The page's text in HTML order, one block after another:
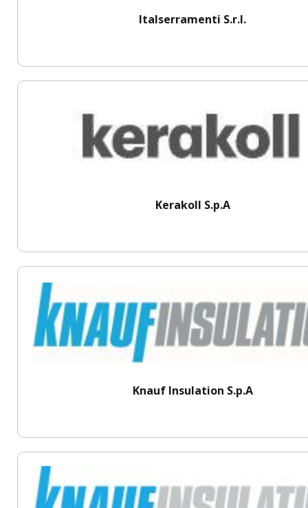
Italserramenti S.r.l.
Kerakoll S.p.A
Knauf Insulation S.p.A